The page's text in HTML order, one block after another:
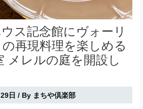
ス記念館にヴォーリ
再現料理を楽しめる
メレルの庭を開設し
日 / By まちや倶楽部